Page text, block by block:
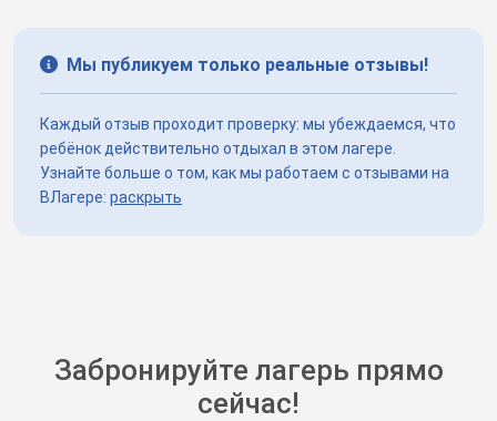
Мы публикуем только реальные отзывы!
Каждый отзыв проходит проверку: мы убеждаемся, что
ребёнок действительно отдыхал в этом лагере.
Узнайте больше о том, как мы работаем с отзывами на
ВЛагере: раскрыть
Забронируйте лагерь прямо
сейчас!